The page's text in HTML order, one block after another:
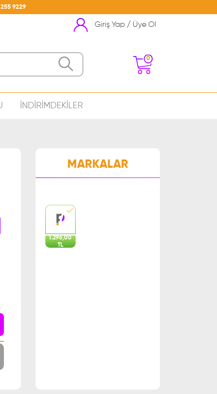
9229
Giriş Yap / Üye Ol
0
İNDİRİMDEKİLER
MARKALAR
1.296,00
TL